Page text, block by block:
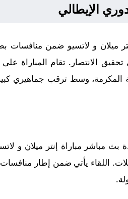
الإيطالي
و لاتسيو ضمن منافسات
الانتصار. تقام المباراة
حاسم عند الساعة 21:45 بتوقيت مكة المكرمة،
مباشر مباراة إنتر ميلان و
اللقاء يأتي ضمن إطار